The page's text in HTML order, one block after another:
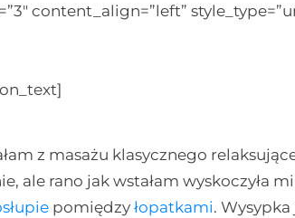
content_align=”left”
z masażu klasycznego
ale rano jak wstałam wyskoczyła
pomiędzyłopatkami.